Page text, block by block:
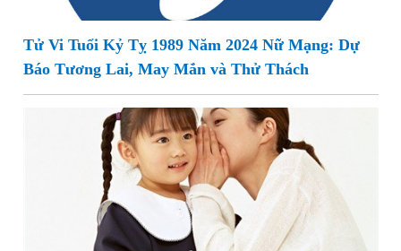
Tử Vi Tuổi Kỷ Tỵ 1989 Năm 2024 Nữ Mạng: Dự
Báo Tương Lai, May Mắn và Thử Thách